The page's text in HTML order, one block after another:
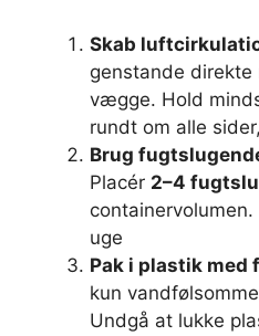
Skab
genstande direkte
vægge. Hold
rundt om alle
Brug
Placér 2–4
uge
Pak i plastik med
kun
Undgå at lukke